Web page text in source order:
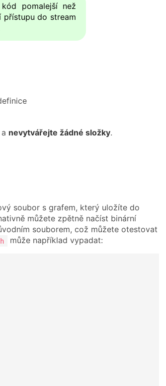
pomalejší než
přístupu do stream
nevytvářejte žádné složky.
soubor s grafem, který uložíte do
můžete zpětně načíst binární
souborem, což můžete otestovat
může například vypadat: